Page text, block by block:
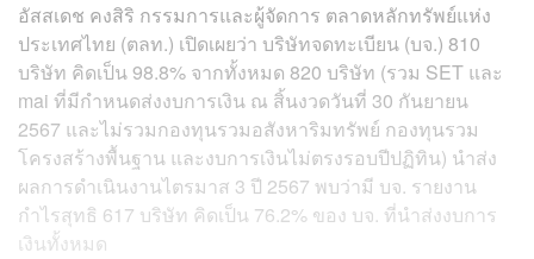
อัสสเดช คงสิริ กรรมการและผู้จัดการ ตลาดหลักทรัพย์แห่ง
ประเทศไทย (ตลท.) เปิดเผยว่า บริษัทจดทะเบียน (บจ.) 810
บริษัท คิดเป็น 98.8% จากทั้งหมด 820 บริษัท (รวม SET และ
mai ที่มีกำหนดส่งงบการเงิน ณ สิ้นงวดวันที่ 30 กันยายน
2567 และไม่รวมกองทุนรวมอสังหาริมทรัพย์ กองทุนรวม
โครงสร้างพื้นฐาน และงบการเงินไม่ตรงรอบปีปฏิทิน) นำส่ง
ผลการดำเนินงานไตรมาส 3 ปี 2567 พบว่ามี บจ. รายงาน
กำไรสุทธิ 617 บริษัท คิดเป็น 76.2% ของ บจ. ที่นำส่งงบการ
เงินทั้งหมด